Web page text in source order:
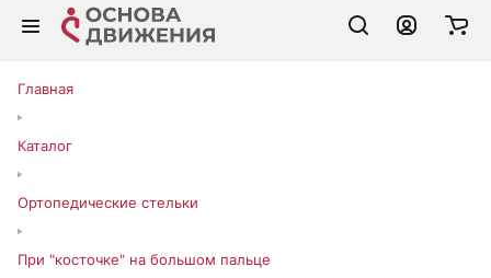
Главная
Каталог
Ортопедические стельки
При "косточке" на большом пальце